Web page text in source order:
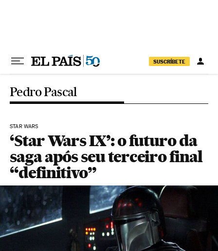
SUSCRÍBETE
Pedro Pascal
STAR WARS
‘Star Wars IX’: o futuro da
saga após seu terceiro final
“definitivo”